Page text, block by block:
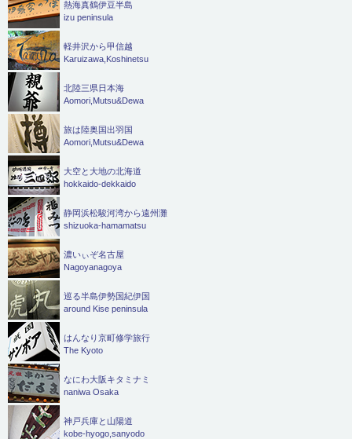
熱海真鶴伊豆半島
izu peninsula
軽井沢から甲信越
Karuizawa,Koshinetsu
北陸三県日本海
Aomori,Mutsu&Dewa
旅は陸奥国出羽国
Aomori,Mutsu&Dewa
大空と大地の北海道
hokkaido-dekkaido
静岡浜松駿河湾から遠州灘
shizuoka-hamamatsu
濃いぃぞ名古屋
Nagoyanagoya
巡る半島伊勢国紀伊国
around Kise peninsula
はんなり京町修学旅行
The Kyoto
なにわ大阪キタミナミ
naniwa Osaka
神戸兵庫と山陽道
kobe-hyogo,sanyodo